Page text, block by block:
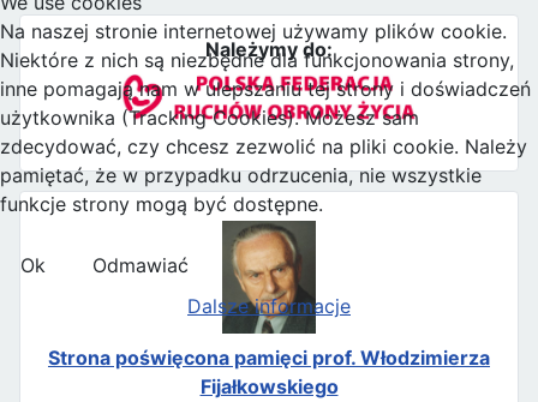
Należymy do:
Strona poświęcona pamięci prof. Włodzimierza
Fijałkowskiego
Na naszej stronie internetowej używamy plików cookie.
Niektóre z nich są niezbędne dla funkcjonowania strony,
inne pomagają nam w ulepszaniu tej strony i doświadczeń
użytkownika (Tracking Cookies). Możesz sam
zdecydować, czy chcesz zezwolić na pliki cookie. Należy
pamiętać, że w przypadku odrzucenia, nie wszystkie
funkcje strony mogą być dostępne.
Ok
Odmawiać
Dalsze informacje